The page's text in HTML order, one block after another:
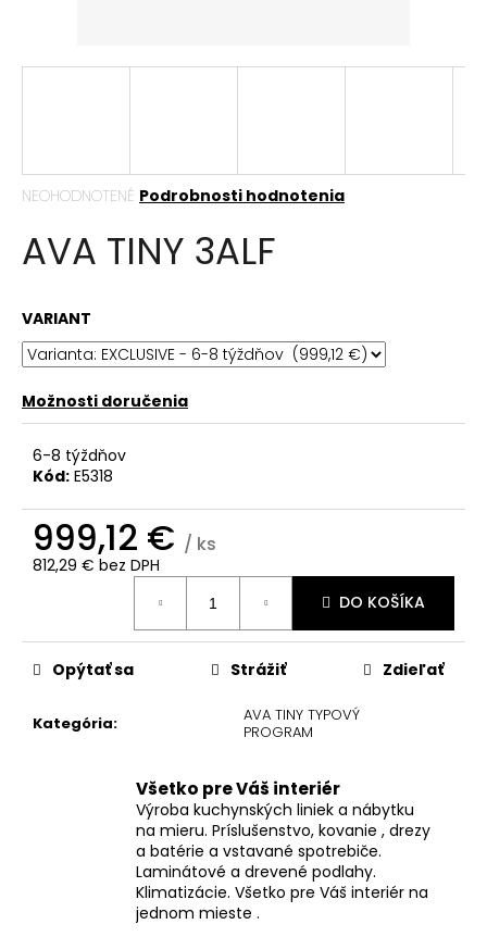
Priemerné
produktu
je
5
hviezdičiek.
NEOHODNOTENÉ Podrobnosti hodnotenia
AVA TINY 3ALF
VARIANT
Možnosti doručenia
6-8 týždňov
Kód: E5318
999,12 € / ks
812,29 € bez DPH
DO KOŠÍKA
Kategória:
AVA TINY TYPOVÝ
PROGRAM
Opýtať sa Strážiť Zdieľať
Všetko pre Váš interiér
Výroba kuchynských liniek a nábytku
na mieru. Príslušenstvo, kovanie , drezy
a batérie a vstavané spotrebiče.
Laminátové a drevené podlahy.
Klimatizácie. Všetko pre Váš interiér na
jednom mieste .
HĽADAŤ
O
d
p
o
ú
č
a
m
e